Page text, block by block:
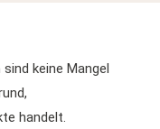
keine Mangel
handelt.